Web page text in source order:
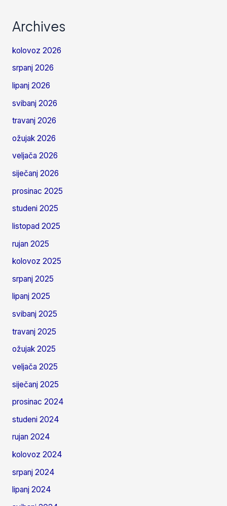
Archives
kolovoz 2026
srpanj 2026
lipanj 2026
svibanj 2026
travanj 2026
ožujak 2026
veljača 2026
siječanj 2026
prosinac 2025
studeni 2025
listopad 2025
rujan 2025
kolovoz 2025
srpanj 2025
lipanj 2025
svibanj 2025
travanj 2025
ožujak 2025
veljača 2025
siječanj 2025
prosinac 2024
studeni 2024
rujan 2024
kolovoz 2024
srpanj 2024
lipanj 2024